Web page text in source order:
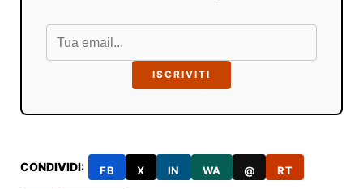
ISCRIVITI
CONDIVIDI: FB X IN WA @ RT